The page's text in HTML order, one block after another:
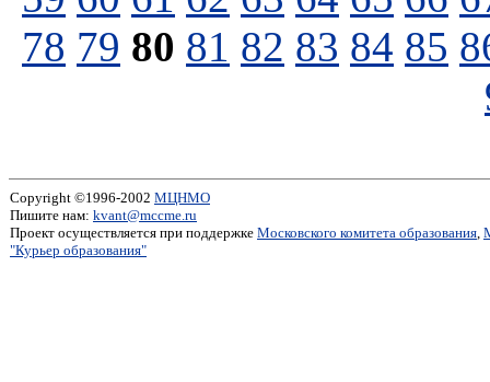
78 79 80 81 82 83 84 85
Copyright ©1996-2002 МЦНМО
Пишите нам: kvant@mccme.ru
Проект осуществляется при поддержке Московского комитета образования,
"Курьер образования"